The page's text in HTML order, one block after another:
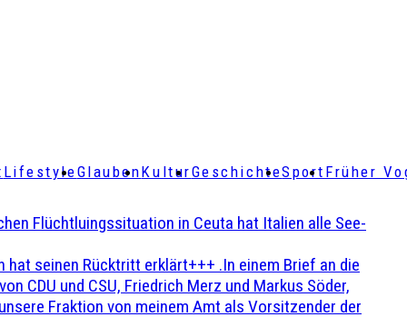
LifestyleGlaubenKulturGeschichteSport Früher
Flüchtluingssituation in Ceuta hat Italien alle See-
hat seinen Rücktritt erklärt+++ .In einem Brief an die
CDU und CSU, Friedrich Merz und Markus Söder,
Fraktion von meinem Amt als Vorsitzender der